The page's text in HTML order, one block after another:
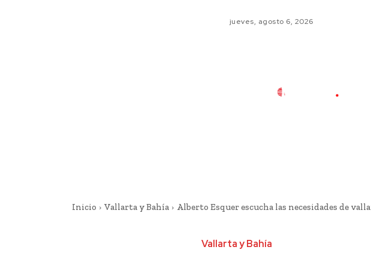
jueves, agosto 6, 2026
Inicio Vallarta y Bahía Alberto Esquer escucha las necesidades de
Vallarta y Bahía